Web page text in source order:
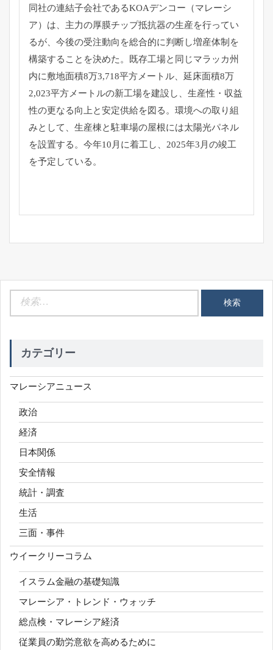
同社の連結子会社であるKOAデンコー（マレーシ
ア）は、主力の厚膜チップ抵抗器の生産を行ってい
るが、今後の受注動向を総合的に判断し増産体制を
構築することを決めた。既存工場と同じマラッカ州
内に敷地面積8万3,718平方メートル、延床面積8万
2,023平方メートルの新工場を建設し、生産性・収益
性の更なる向上と安定供給を図る。環境への取り組
みとして、生産棟と駐車場の屋根には太陽光パネル
を設置する。今年10月に着工し、2025年3月の竣工
を予定している。
カテゴリー
マレーシアニュース
政治
経済
日本関係
安全情報
統計・調査
生活
三面・事件
ウイークリーコラム
イスラム金融の基礎知識
マレーシア・トレンド・ウォッチ
総点検・マレーシア経済
従業員の勤労意欲を高めるために